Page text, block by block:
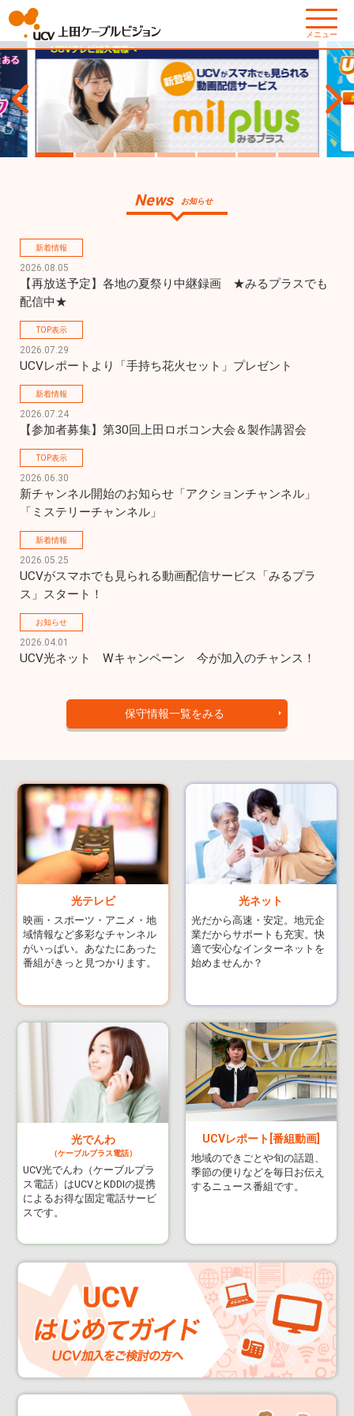
メニュー
News お知らせ
新着情報
2026.08.05
【再放送予定】各地の夏祭り中継録画　★みるプラスでも
配信中★
TOP表示
2026.07.29
UCVレポートより「手持ち花火セット」プレゼント
新着情報
2026.07.24
【参加者募集】第30回上田ロボコン大会＆製作講習会
TOP表示
2026.06.30
新チャンネル開始のお知らせ「アクションチャンネル」
「ミステリーチャンネル」
新着情報
2026.05.25
UCVがスマホでも見られる動画配信サービス「みるプラ
ス」スタート！
お知らせ
2026.04.01
UCV光ネット　Wキャンペーン　今が加入のチャンス！
保守情報一覧をみる
光テレビ
映画・スポーツ・アニメ・地
域情報など多彩なチャンネル
がいっぱい。あなたにあった
番組がきっと見つかります。
光ネット
光だから高速・安定。地元企
業だからサポートも充実。快
適で安心なインターネットを
始めませんか？
光でんわ
（ケーブルプラス電話）
UCV光でんわ（ケーブルプラ
ス電話）はUCVとKDDIの提携
によるお得な固定電話サービ
スです。
UCVレポート[番組動画]
地域のできごとや旬の話題、
季節の便りなどを毎日お伝え
するニュース番組です。